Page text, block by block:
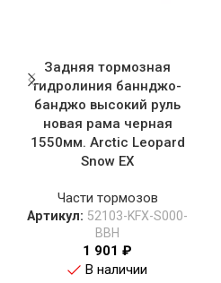
Задняя тормозная
гидролиния баннджо-
банджо высокий руль
новая рама черная
1550мм. Arctic Leopard
Snow EX
Части тормозов
Артикул: 52103-KFX-S000-
BBH
1 901 ₽
В наличии